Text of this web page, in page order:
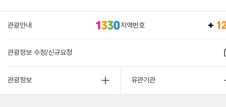
관광안내 지역번호
관광정보 수정/신규요청
관광정보 유관기관